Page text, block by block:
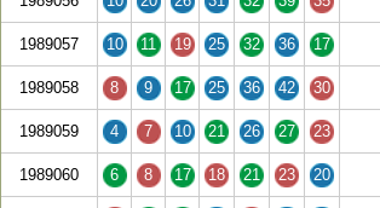
1989057 10 11 19 25 32 36 17
1989058 8 9 17 25 36 42 30
1989059 4 7 10 21 26 27 23
1989060 6 8 17 18 21 23 20